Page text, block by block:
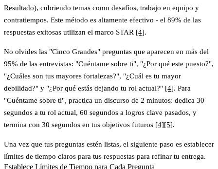
Resultado), cubriendo temas como desafíos, trabajo en equipo y
contratiempos. Este método es altamente efectivo - el 89% de las
respuestas exitosas utilizan el marco STAR [4].
No olvides las "Cinco Grandes" preguntas que aparecen en más del
95% de las entrevistas: "Cuéntame sobre ti", "¿Por qué este puesto?",
"¿Cuáles son tus mayores fortalezas?", "¿Cuál es tu mayor
debilidad?" y "¿Por qué estás dejando tu rol actual?" [4]. Para
"Cuéntame sobre ti", practica un discurso de 2 minutos: dedica 30
segundos a tu rol actual, 60 segundos a logros clave pasados, y
termina con 30 segundos en tus objetivos futuros [4][5].
Una vez que tus preguntas estén listas, el siguiente paso es establecer
límites de tiempo claros para tus respuestas para refinar tu entrega.
Establece Límites de Tiempo para Cada Pregunta